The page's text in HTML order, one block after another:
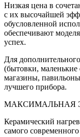
Низкая цена в
с их высочайшей
обусловленной
обеспечивают
успех.
Для
(бытовки,
магазины,
лучшего прибора.
МАКСИМАЛЬНАЯ
Керамический
самого